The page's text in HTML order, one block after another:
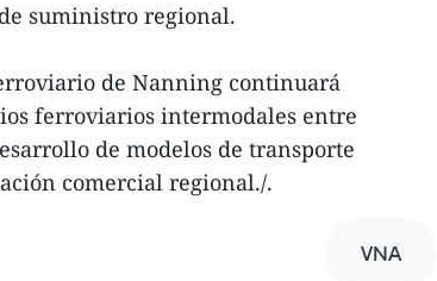
suministro regional.
de Nanning continuará
ferroviarios intermodales entre
de modelos de transporte
comercial regional./.
VNA